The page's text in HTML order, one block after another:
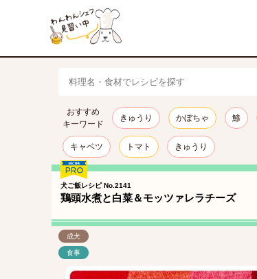
おすすめ
キーワード
きゅうり かぼちゃ 鯵
キャベツ トマト きゅうり
犬ご飯レシピ No.2141
鶏頭水煮と白菜＆モッツァレラチーズ
成犬
食事